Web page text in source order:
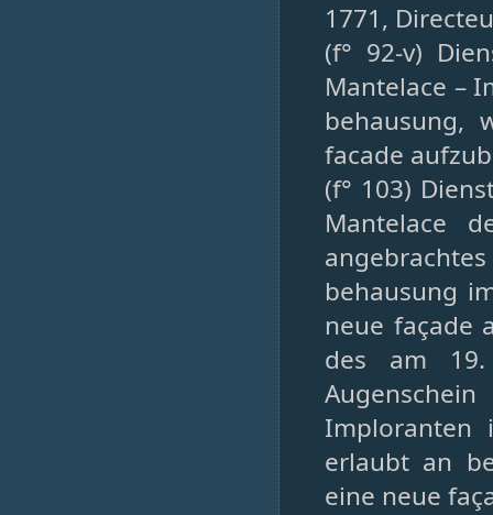
1771,
(f° 92-v)
Mantelace –
behausung,
facade
(f° 103)
Mantelace
behausung
neue façade
des am
Imploranten
erlaubt an
eine neue